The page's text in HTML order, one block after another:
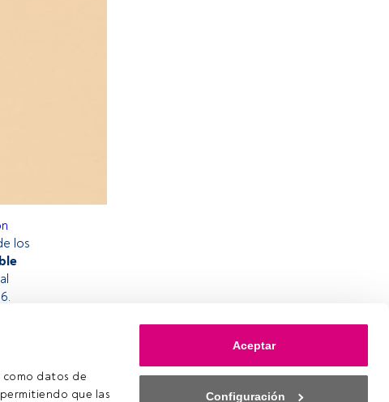
como datos de
que las
Aceptar
Configuración
los